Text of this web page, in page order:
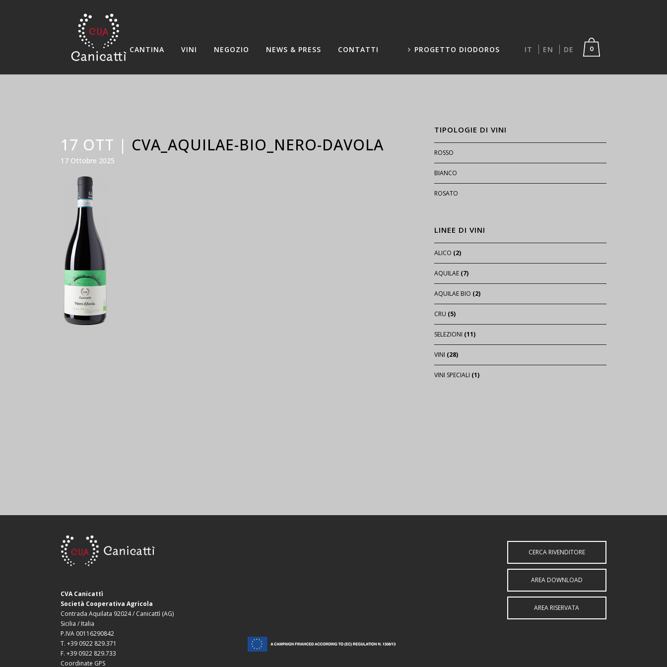
0
CANTINA VINI NEGOZIO NEWS & PRESS CONTATTI PROGETTO DIODOROS IT EN DE
17 OTT | CVA_AQUILAE-BIO_NERO-DAVOLA
17 Ottobre 2025
TIPOLOGIE DI VINI
ROSSO
BIANCO
ROSATO
LINEE DI VINI
ALICO (2)
AQUILAE (7)
AQUILAE BIO (2)
CRU (5)
SELEZIONI (11)
VINI (28)
VINI SPECIALI (1)
CVA Canicattì
Società Cooperativa Agricola
Contrada Aquilata 92024 / Canicattì (AG)
Sicilia / Italia
P.IVA 00116290842
T. +39 0922 829.371
F. +39 0922 829.733
Coordinate GPS
CERCA RIVENDITORE
AREA DOWNLOAD
AREA RISERVATA